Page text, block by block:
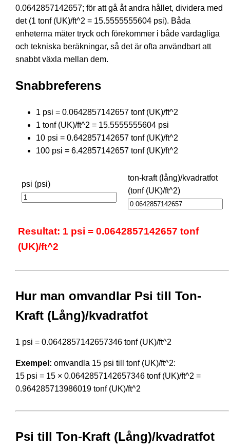
0.0642857142657; för att gå åt andra hållet, dividera med
det (1 tonf (UK)/ft^2 = 15.5555555604 psi). Båda
enheterna mäter tryck och förekommer i både vardagliga
och tekniska beräkningar, så det är ofta användbart att
snabbt växla mellan dem.
Snabbreferens
1 psi = 0.0642857142657 tonf (UK)/ft^2
1 tonf (UK)/ft^2 = 15.5555555604 psi
10 psi = 0.642857142657 tonf (UK)/ft^2
100 psi = 6.42857142657 tonf (UK)/ft^2
psi (psi)
ton-kraft (lång)/kvadratfot
(tonf (UK)/ft^2)
Resultat: 1 psi = 0.0642857142657 tonf
(UK)/ft^2
Hur man omvandlar Psi till Ton-
Kraft (Lång)/kvadratfot
1 psi = 0.0642857142657346 tonf (UK)/ft^2
Exempel: omvandla 15 psi till tonf (UK)/ft^2:
15 psi = 15 × 0.0642857142657346 tonf (UK)/ft^2 =
0.964285713986019 tonf (UK)/ft^2
Psi till Ton-Kraft (Lång)/kvadratfot